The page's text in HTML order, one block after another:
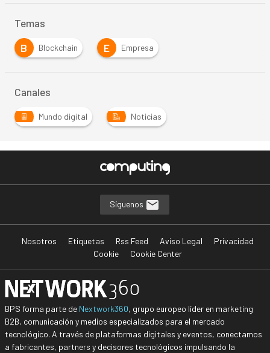
Temas
B
Blockchain E
Empresa
Canales
Mundo digital
Noticias
Síguenos
Nosotros Etiquetas Rss Feed Aviso Legal
Privacidad
Cookie
Cookie Center
BPS forma parte de Nextwork360, grupo europeo líder en marketing
B2B, comunicación y medios especializados para el mercado
tecnológico. A través de plataformas digitales y eventos, conectamos
a fabricantes, partners y decisores tecnológicos impulsando la